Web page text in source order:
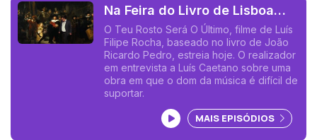
Na Feira do Livro de Lisboa
com o realizador Luís Filipe
Rocha.
O Teu Rosto Será O Último, filme de Luís
Filipe Rocha, baseado no livro de João
Ricardo Pedro, estreia hoje. O realizador
em entrevista a Luís Caetano sobre uma
obra em que o dom da música é difícil de
suportar.
Ouvir podcast
MAIS EPISÓDIOS